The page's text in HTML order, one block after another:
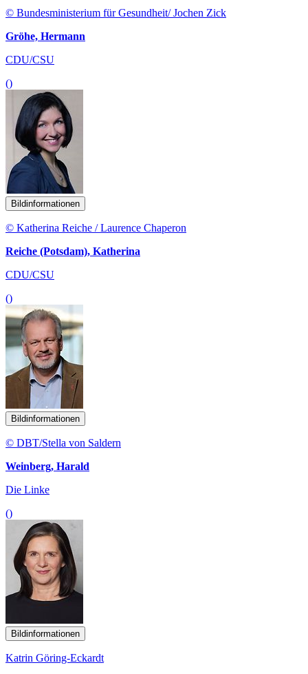
© Bundesministerium für Gesundheit/ Jochen Zick
Gröhe, Hermann
CDU/CSU
()
Bildinformationen
© Katherina Reiche / Laurence Chaperon
Reiche (Potsdam), Katherina
CDU/CSU
()
Bildinformationen
© DBT/Stella von Saldern
Weinberg, Harald
Die Linke
()
Bildinformationen
Katrin Göring-Eckardt